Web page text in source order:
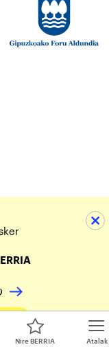
Atalak
Nire BERRIA